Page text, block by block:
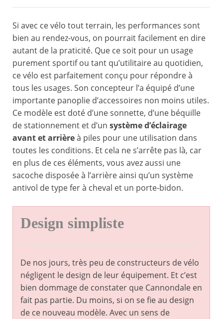
Si avec ce vélo tout terrain, les performances sont
bien au rendez-vous, on pourrait facilement en dire
autant de la praticité. Que ce soit pour un usage
purement sportif ou tant qu’utilitaire au quotidien,
ce vélo est parfaitement conçu pour répondre à
tous les usages. Son concepteur l’a équipé d’une
importante panoplie d’accessoires non moins utiles.
Ce modèle est doté d’une sonnette, d’une béquille
de stationnement et d’un système d’éclairage
avant et arrièreà piles pour une utilisation dans
toutes les conditions. Et cela ne s’arrête pas là, car
en plus de ces éléments, vous avez aussi une
sacoche disposée à l’arrière ainsi qu’un système
antivol de type fer à cheval et un porte-bidon.
Design simpliste
De nos jours, très peu de constructeurs de vélo
négligent le design de leur équipement. Et c’est
bien dommage de constater que Cannondale en
fait pas partie. Du moins, si on se fie au design
de ce nouveau modèle. Avec un sens de